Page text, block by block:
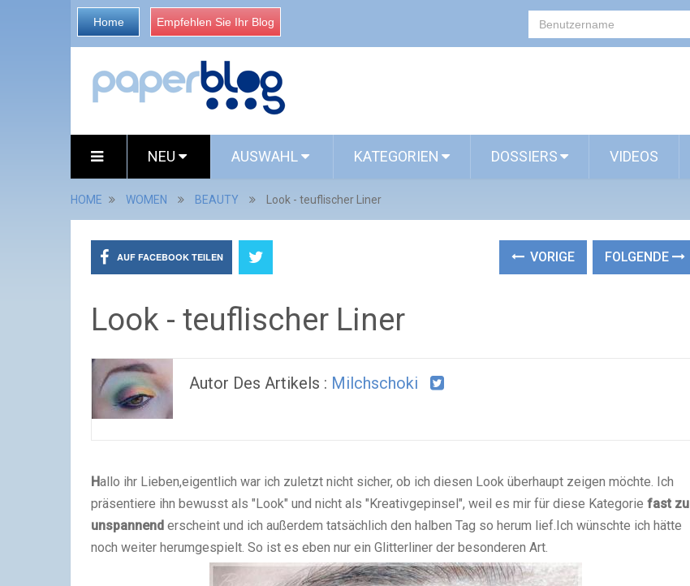
Home Empfehlen Sie Ihr Blog
NEU AUSWAHL KATEGORIEN DOSSIERS VIDEOS
HOME WOMEN BEAUTY Look - teuflischer Liner
AUF FACEBOOK TEILEN VORIGE FOLGENDE
Look - teuflischer Liner
Autor Des Artikels : Milchschoki
Hallo ihr Lieben,eigentlich war ich zuletzt nicht sicher, ob ich diesen Look überhaupt zeigen möchte. Ich
präsentiere ihn bewusst als "Look" und nicht als "Kreativgepinsel", weil es mir für diese Kategorie fast zu
unspannend erscheint und ich außerdem tatsächlich den halben Tag so herum lief.Ich wünschte ich hätte
noch weiter herumgespielt. So ist es eben nur ein Glitterliner der besonderen Art.